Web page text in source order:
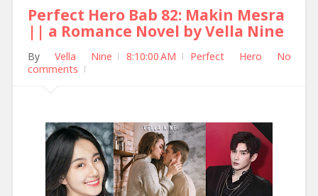
Perfect Hero Bab 82: Makin Mesra
|| a Romance Novel by Vella Nine
By Vella Nine 8:10:00 AM Perfect Hero
No
comments